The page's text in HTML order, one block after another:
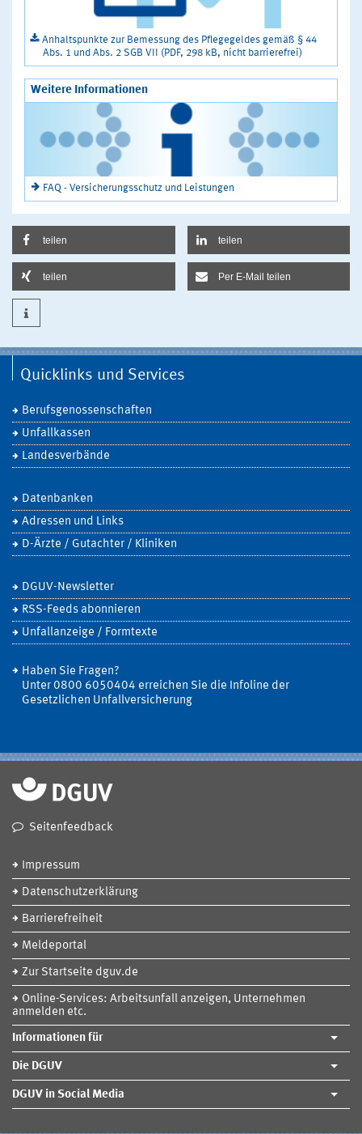
Anhaltspunkte zur Bemessung des Pflegegeldes gemäß § 44
Abs. 1 und Abs. 2 SGB VII (PDF, 298 kB, nicht barrierefrei)
Weitere Informationen
FAQ - Versicherungsschutz und Leistungen
teilen teilen
teilen Per E-Mail teilen
Quicklinks und Services
Berufsgenossenschaften
Unfallkassen
Landesverbände
Datenbanken
Adressen und Links
D-Ärzte / Gutachter / Kliniken
DGUV-Newsletter
RSS-Feeds abonnieren
Unfallanzeige / Formtexte
Haben Sie Fragen?
Unter 0800 6050404 erreichen Sie die Infoline der
Gesetzlichen Unfallversicherung
Seitenfeedback
Impressum
Datenschutzerklärung
Barrierefreiheit
Meldeportal
Zur Startseite dguv.de
Online-Services: Arbeitsunfall anzeigen, Unternehmen
anmelden etc.
Informationen für
Die DGUV
DGUV in Social Media